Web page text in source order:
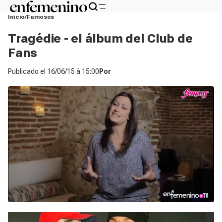
Inicio Famosos
Tragédie - el álbum del Club de
Fans
Publicado el 16/06/15 à 15:00 Por